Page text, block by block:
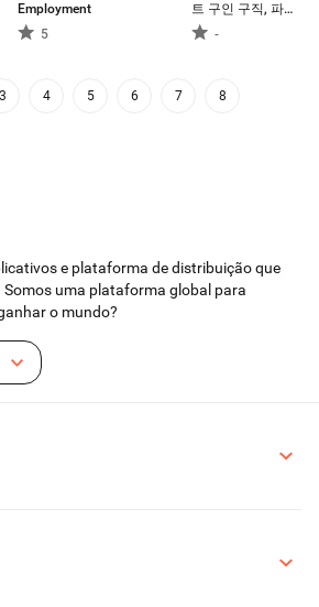
Employment
5
트 구인 구직, 파트
타임 매칭 플랫폼
-
3 4 5 6 7 8
e plataforma de distribuição que
Somos uma plataforma global para
o mundo?